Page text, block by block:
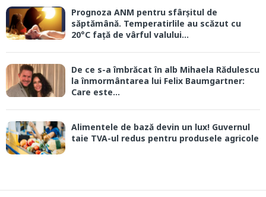
Prognoza ANM pentru sfârșitul de
săptămână. Temperatirlile au scăzut cu
20°C față de vârful valului...
De ce s-a îmbrăcat în alb Mihaela Rădulescu
la înmormântarea lui Felix Baumgartner:
Care este...
Alimentele de bază devin un lux! Guvernul
taie TVA-ul redus pentru produsele agricole